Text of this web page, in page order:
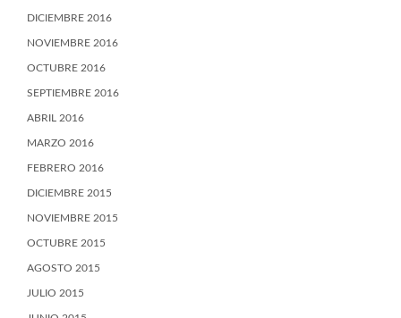
DICIEMBRE 2016
NOVIEMBRE 2016
OCTUBRE 2016
SEPTIEMBRE 2016
ABRIL 2016
MARZO 2016
FEBRERO 2016
DICIEMBRE 2015
NOVIEMBRE 2015
OCTUBRE 2015
AGOSTO 2015
JULIO 2015